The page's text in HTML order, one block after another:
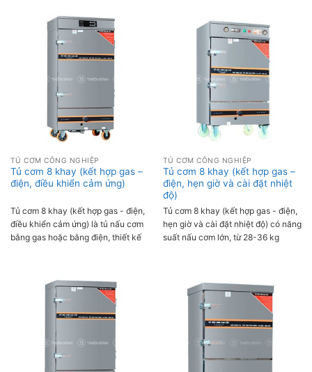
gian và công sức. Tủ sử dụng gas -
điện kết hợp linh hoạt giúp cơm nấu
chín đều, thơm ngon.
việt, đa năng, ngoài dùng để nấu
cơm, tủ còn dùng để hấp nhiều loại
thực phẩm: thịt, gà, hải sản, rau
TỦ CƠM CÔNG NGHIỆP
Tủ cơm 8 khay (kết hợp gas –
điện, điều khiển cảm ứng)
Tủ cơm 8 khay (kết hợp gas - điện,
điều khiển cảm ứng) là tủ nấu cơm
bằng gas hoặc bằng điện, thiết kế
gạo/mẻ, thích hợp sử dụng tại bếp
căn tin trường học, bệnh viện, bếp
ăn nhà máy xí nghiệp, bếp nhà
hàng, khách sạn,...
TỦ CƠM CÔNG NGHIỆP
Tủ cơm 8 khay (kết hợp gas –
điện, hẹn giờ và cài đặt nhiệt
độ)
Tủ cơm 8 khay (kết hợp gas - điện,
hẹn giờ và cài đặt nhiệt độ) có năng
suất nấu cơm lớn, từ 28-36 kg
Tủ sử dụng linh hoạt gas và điện, có
chế độ hẹn giờ và cài đặt nhiệt độ
thông minh phù hợp với từng nhu
cầu sử dụng đảm bảo cơm ngon
chín đều, không bị khô hay bị cháy.